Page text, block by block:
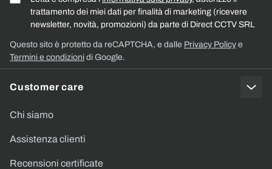
Customer care
Chi siamo
Assistenza clienti
Recensioni certificate
trattamento dei miei dati per finalità di marketing (ricevere
newsletter, novità, promozioni) da parte di Direct CCTV SRL
Questo sito è protetto da reCAPTCHA, e dalle Privacy Policy e
Termini e condizioni di Google.